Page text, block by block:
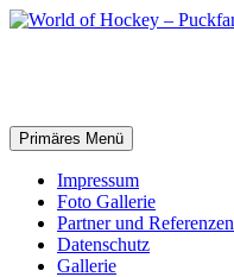
Zum
Suchen
Primäres Menü
Impressum
Foto Gallerie
Partner und Referenzen
Datenschutz
Gallerie